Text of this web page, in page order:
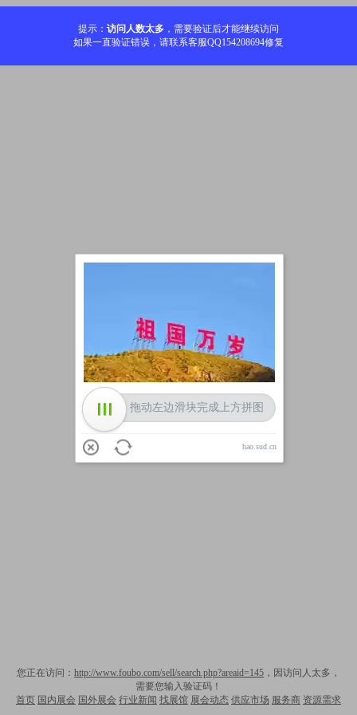
提示： 访问人数太多 ，需要验证后才能继续访问
如果一直验证错误，请联系客服QQ154208694修复
您正在访问： http://www.foubo.com/sell/search.php?areaid=145 ，因访问人太多，
需要您输入验证码！
首页 国内展会 国外展会 行业新闻 找展馆 展会动态 供应市场 服务商 资源需求
拖动左边滑块完成上方拼图
hao.sud.cn